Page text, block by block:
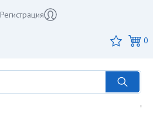
Регистрация
0